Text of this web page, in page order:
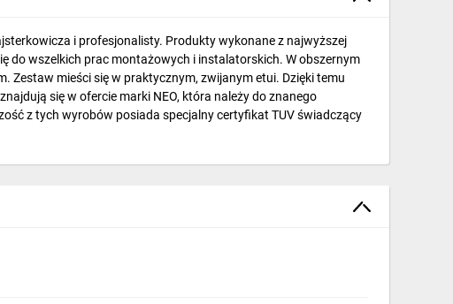
i profesjonalisty. Produkty wykonane z najwyższej
do wszelkich prac montażowych i instalatorskich. W obszernym
Zestaw mieści się w praktycznym, zwijanym etui. Dzięki temu
się w ofercie marki NEO, która należy do znanego
z tych wyrobów posiada specjalny certyfikat TUV świadczący